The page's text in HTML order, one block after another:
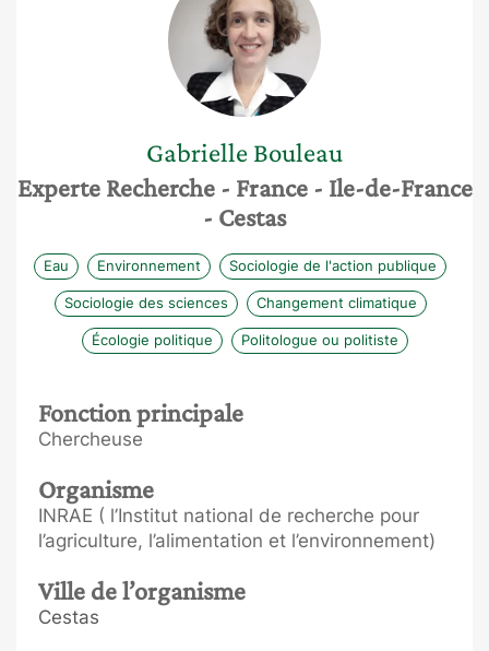
Gabrielle Bouleau
Experte Recherche - France - Ile-de-France
- Cestas
Eau Environnement Sociologie de l'action publique
Sociologie des sciences Changement climatique
Écologie politique Politologue ou politiste
Fonction principale
Chercheuse
Organisme
INRAE ( l’Institut national de recherche pour
l’agriculture, l’alimentation et l’environnement)
Ville de l’organisme
Cestas